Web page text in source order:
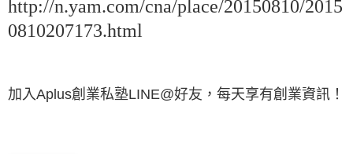
http://n.yam.com/cna/place/20150810/2015
0810207173.html
加入Aplus創業私塾LINE@好友，每天享有創業資訊！